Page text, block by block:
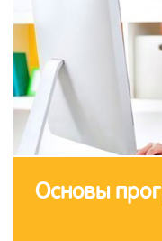
Основы